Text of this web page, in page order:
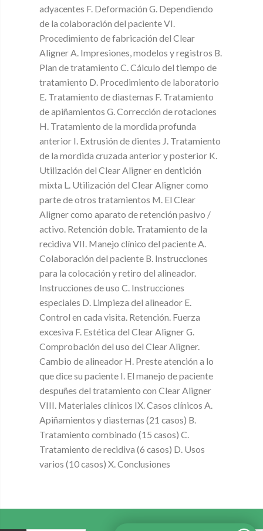
adyacentes F. Deformación G. Dependiendo
de la colaboración del paciente VI.
Procedimiento de fabricación del Clear
Aligner A. Impresiones, modelos y registros B.
Plan de tratamiento C. Cálculo del tiempo de
tratamiento D. Procedimiento de laboratorio
E. Tratamiento de diastemas F. Tratamiento
de apiñamientos G. Corrección de rotaciones
H. Tratamiento de la mordida profunda
anterior I. Extrusión de dientes J. Tratamiento
de la mordida cruzada anterior y posterior K.
Utilización del Clear Aligner en dentición
mixta L. Utilización del Clear Aligner como
parte de otros tratamientos M. El Clear
Aligner como aparato de retención pasivo /
activo. Retención doble. Tratamiento de la
recidiva VII. Manejo clínico del paciente A.
Colaboración del paciente B. Instrucciones
para la colocación y retiro del alineador.
Instrucciones de uso C. Instrucciones
especiales D. Limpieza del alineador E.
Control en cada visita. Retención. Fuerza
excesiva F. Estética del Clear Aligner G.
Comprobación del uso del Clear Aligner.
Cambio de alineador H. Preste atención a lo
que dice su paciente I. El manejo de paciente
despuñes del tratamiento con Clear Aligner
VIII. Materiales clínicos IX. Casos clínicos A.
Apiñamientos y diastemas (21 casos) B.
Tratamiento combinado (15 casos) C.
Tratamiento de recidiva (6 casos) D. Usos
varios (10 casos) X. Conclusiones